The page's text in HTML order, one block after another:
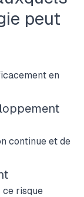
peut
en
continue et de
ce risque